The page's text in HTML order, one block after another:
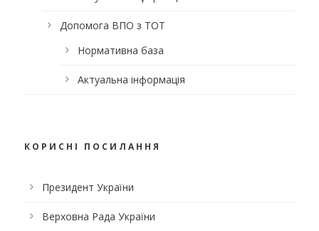
Допомога ВПО з ТОТ
Нормативна база
Актуальна інформація
КОРИСНІ ПОСИЛАННЯ
Президент України
Верховна Рада України